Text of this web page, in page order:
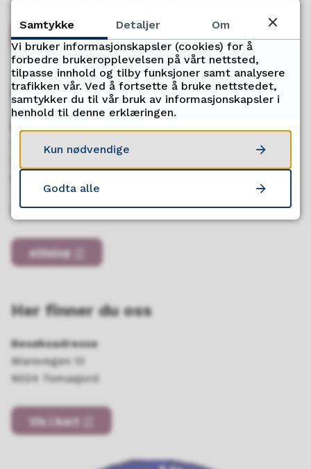
Send oss faktura
Kontakt oss
Tromsdalen videregående skole
E-post:tromsdalen.vgs@tromsfylke.no
eDialog
Her finner du oss
Besøksadresse
Marsvegen 13
9024 Tomasjord
Vis i kart
Samtykke Detaljer
Om
Vi bruker informasjonskapsler (cookies) for å
forbedre brukeropplevelsen på vårt nettsted,
tilpasse innhold og tilby funksjoner samt analysere
trafikken vår. Ved å fortsette å bruke nettstedet,
samtykker du til vår bruk av informasjonskapsler i
henhold til denne erklæringen.
Kun nødvendige
Godta alle